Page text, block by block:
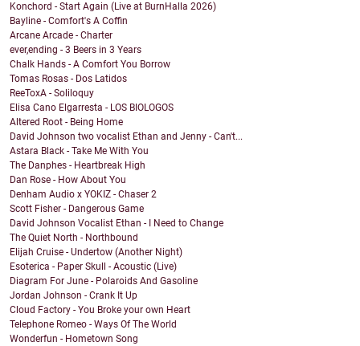
Konchord - Start Again (Live at BurnHalla 2026)
Bayline - Comfort's A Coffin
Arcane Arcade - Charter
ever,ending - 3 Beers in 3 Years
Chalk Hands - A Comfort You Borrow
Tomas Rosas - Dos Latidos
ReeToxA - Soliloquy
Elisa Cano Elgarresta - LOS BIOLOGOS
Altered Root - Being Home
David Johnson two vocalist Ethan and Jenny - Can't...
Astara Black - Take Me With You
The Danphes - Heartbreak High
Dan Rose - How About You
Denham Audio x YOKIZ - Chaser 2
Scott Fisher - Dangerous Game
David Johnson Vocalist Ethan - I Need to Change
The Quiet North - Northbound
Elijah Cruise - Undertow (Another Night)
Esoterica - Paper Skull - Acoustic (Live)
Diagram For June - Polaroids And Gasoline
Jordan Johnson - Crank It Up
Cloud Factory - You Broke your own Heart
Telephone Romeo - Ways Of The World
Wonderfun - Hometown Song